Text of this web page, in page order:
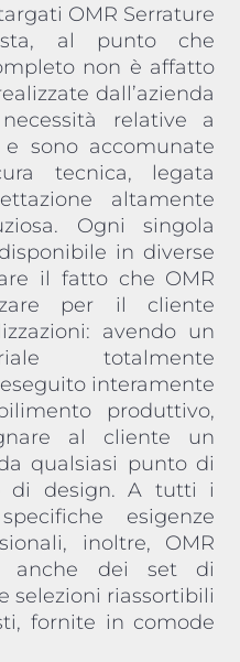
OMR Serrature
al punto che
non è affatto
dall’azienda
relative a
sono accomunate
tecnica, legata
altamente
Ogni singola
in diverse
il fatto che OMR
per il cliente
avendo un
totalmente
interamente
produttivo,
al cliente un
qualsiasi punto di
di design. A tutti i
esigenze
inoltre, OMR
anche dei set di
selezioni riassortibili
fornite in comode